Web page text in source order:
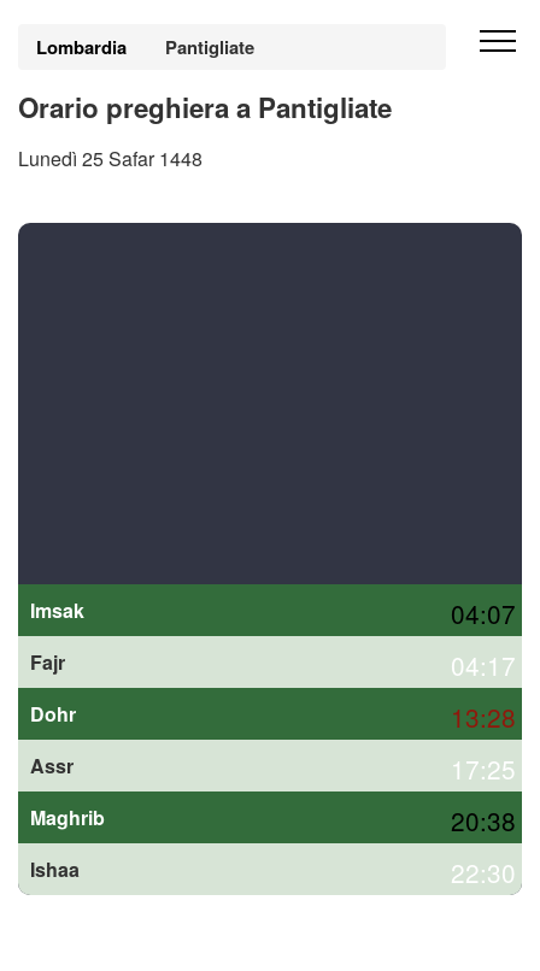
Lombardia Pantigliate
Orario preghiera a Pantigliate
Lunedì 25 Safar 1448
Imsak 04:07
Fajr 04:17
Dohr 13:28
Assr 17:25
Maghrib 20:38
Ishaa 22:30